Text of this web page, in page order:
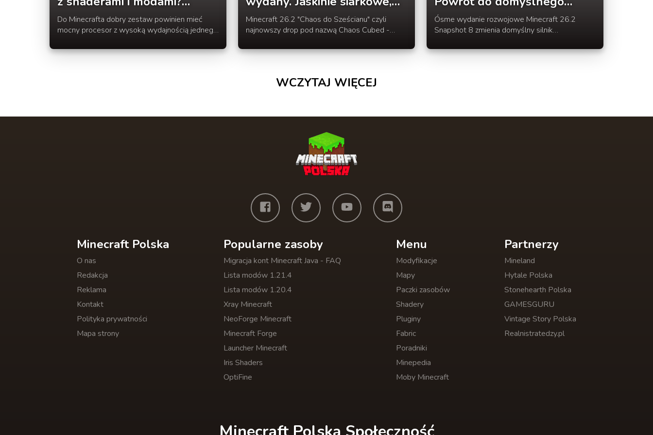
Składamy zestaw dla gracza
Do Minecrafta dobry zestaw powinien mieć
mocny procesor z wysoką wydajnością jednego
kartę graficzną dobraną do shaderów oraz
kostka siarki, gejzery.
Minecraft 26.2 "Chaos do Sześcianu" czyli
najnowszy drop pod nazwą Chaos Cubed -
cynoberu, nowego moba - kostkę siarki oraz
silnika renderowania
OpenGL
Ósme wydanie rozwojowe Minecraft 26.2
Snapshot 8 zmienia domyślny silnik
WCZYTAJ WIĘCEJ
Minecraft Polska
O nas
Redakcja
Reklama
Kontakt
Polityka prywatności
Mapa strony
Popularne zasoby
Migracja kont Minecraft Java - FAQ
Lista modów 1.21.4
Lista modów 1.20.4
Xray Minecraft
NeoForge Minecraft
Minecraft Forge
Launcher Minecraft
Iris Shaders
OptiFine
Menu
Modyfikacje
Mapy
Paczki zasobów
Shadery
Pluginy
Fabric
Poradniki
Minepedia
Moby Minecraft
Partnerzy
Mineland
Hytale Polska
Stonehearth Polska
GAMESGURU
Vintage Story Polska
Realnistratedzy.pl